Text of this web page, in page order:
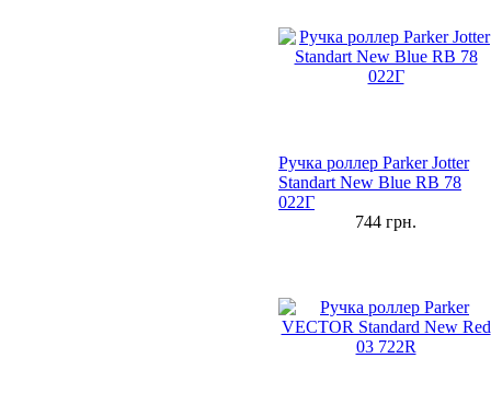
Ручка роллер Parker Jotter
Standart New Blue RB 78
022Г
744 грн.